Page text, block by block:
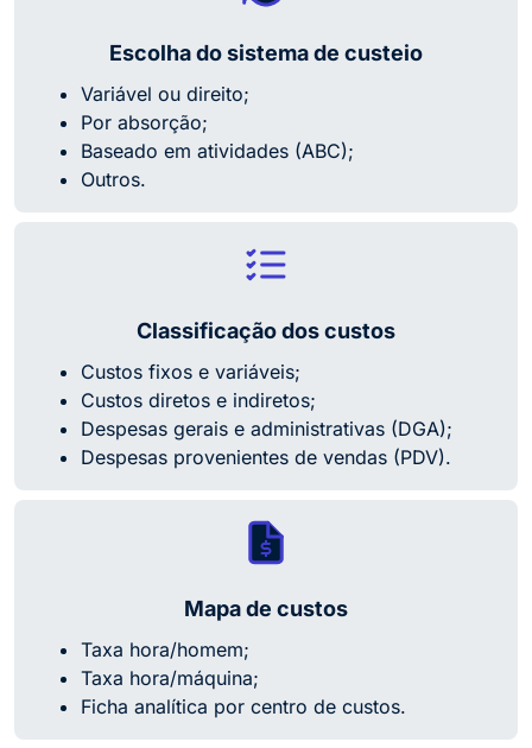
Escolha do sistema de custeio
Variável ou direito;
Por absorção;
Baseado em atividades (ABC);
Outros.
Classificação dos custos
Custos fixos e variáveis;
Custos diretos e indiretos;
Despesas gerais e administrativas (DGA);
Despesas provenientes de vendas (PDV).
Mapa de custos
Taxa hora/homem;
Taxa hora/máquina;
Ficha analítica por centro de custos.